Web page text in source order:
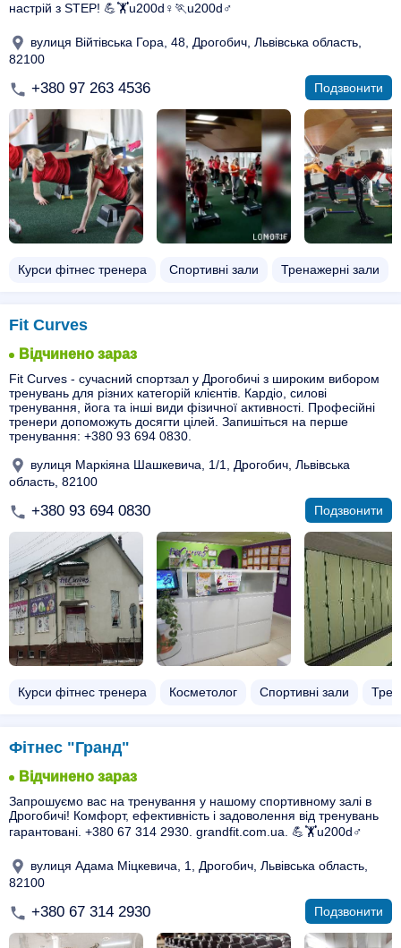
настрій з STEP! 💪🏋️u200d♀️🏃u200d♂️
вулиця Війтівська Гора, 48, Дрогобич, Львівська область,
82100
+380 97 263 4536 Подзвонити
Курси фітнес тренера Спортивні зали Тренажерні зали
Fit Curves
Відчинено зараз
Fit Curves - сучасний спортзал у Дрогобичі з широким вибором
тренувань для різних категорій клієнтів. Кардіо, силові
тренування, йога та інші види фізичної активності. Професійні
тренери допоможуть досягти цілей. Запишіться на перше
тренування: +380 93 694 0830.
вулиця Маркіяна Шашкевича, 1/1, Дрогобич, Львівська
область, 82100
+380 93 694 0830 Подзвонити
Курси фітнес тренера Косметолог Спортивні зали
Фітнес "Гранд"
Відчинено зараз
Запрошуємо вас на тренування у нашому спортивному залі в
Дрогобичі! Комфорт, ефективність і задоволення від тренувань
гарантовані. +380 67 314 2930. grandfit.com.ua. 💪🏋️u200d♂️
вулиця Адама Міцкевича, 1, Дрогобич, Львівська область,
82100
+380 67 314 2930 Подзвонити